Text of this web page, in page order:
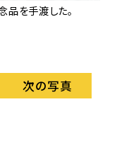
品を手渡した。
次の写真